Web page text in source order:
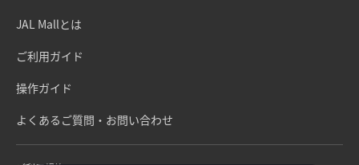
JAL Mallとは
ご利用ガイド
操作ガイド
よくあるご質問・お問い合わせ